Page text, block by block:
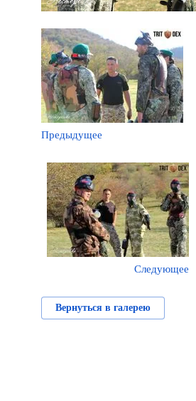
Предыдущее
Следующее
Вернуться в галерею